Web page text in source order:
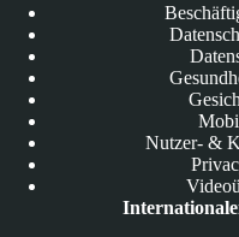
Nutzer- &